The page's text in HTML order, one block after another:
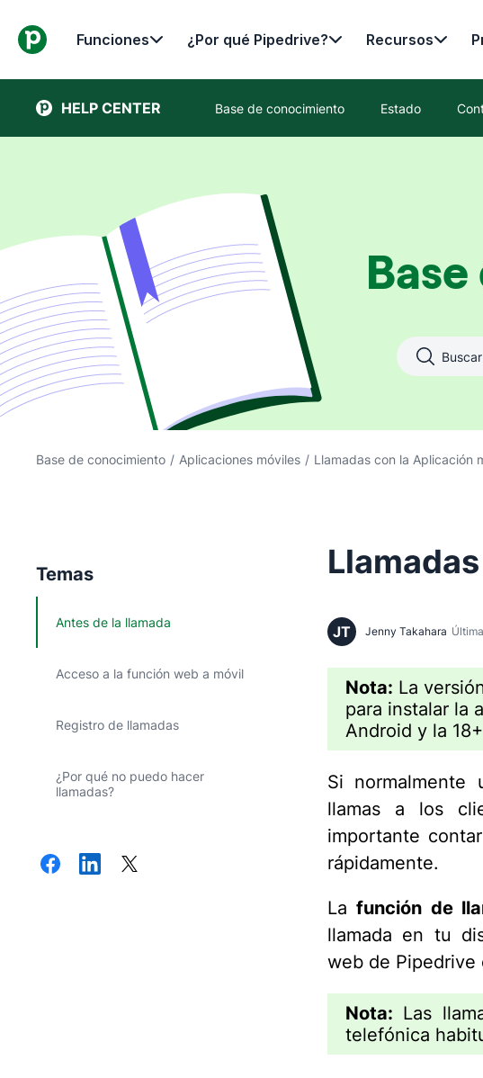
Funciones ¿Por qué Pipedrive? Recursos
HELP CENTER Base de conocimiento Estado
Base de conocimiento / Aplicaciones móviles / Llamadas con la Aplicación
Temas
Antes de la llamada
Acceso a la función web a móvil
Registro de llamadas
¿Por qué no puedo hacer
llamadas?
JT Jenny Takahara
Nota: La
para instalar la
Android y la
Si normalmente
llamas a los
importante
rápidamente.
Lafunción de
llamada en tu
web de Pipedrive
Nota: Las
telefónica